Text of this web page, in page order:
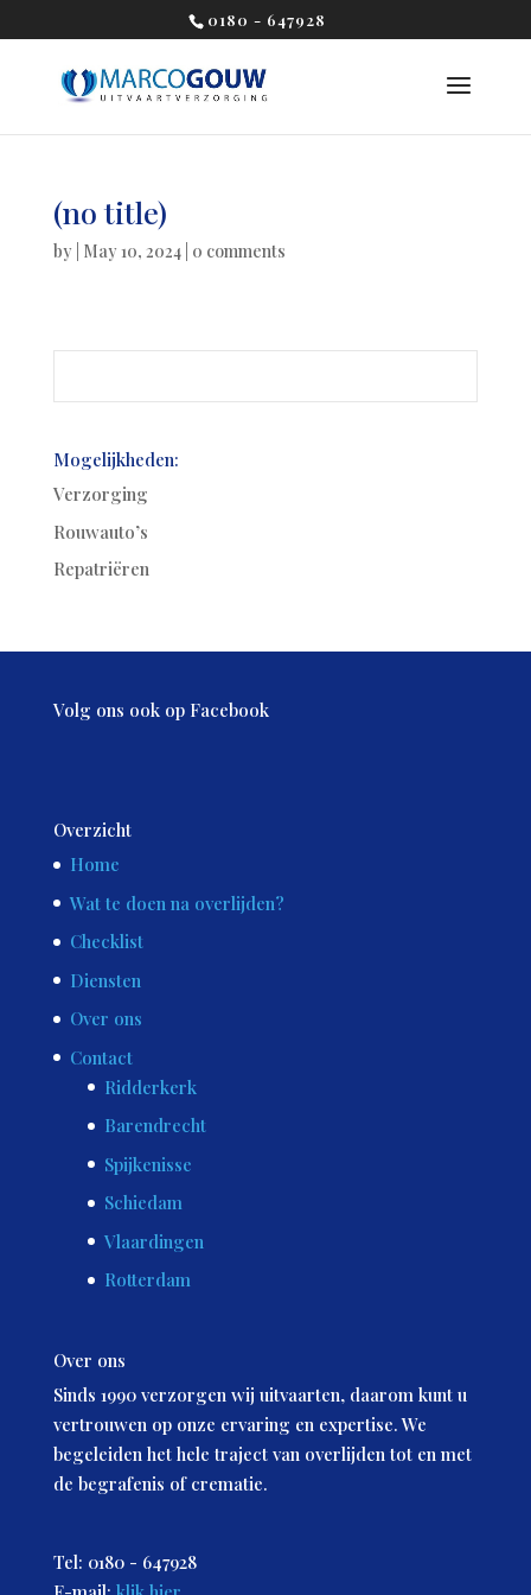
0180 - 647928
(no title)
by May 10, 2024| 0 comments
Mogelijkheden:
Verzorging
Rouwauto’s
Repatriëren
Volg ons ook op Facebook
Overzicht
Home
Wat te doen na overlijden?
Checklist
Diensten
Over ons
Contact
Ridderkerk
Barendrecht
Spijkenisse
Schiedam
Vlaardingen
Rotterdam
Over ons
Sinds 1990 verzorgen wij uitvaarten, daarom kunt u
vertrouwen op onze ervaring en expertise. We
begeleiden het hele traject van overlijden tot en met
de begrafenis of crematie.
Tel: 0180 - 647928